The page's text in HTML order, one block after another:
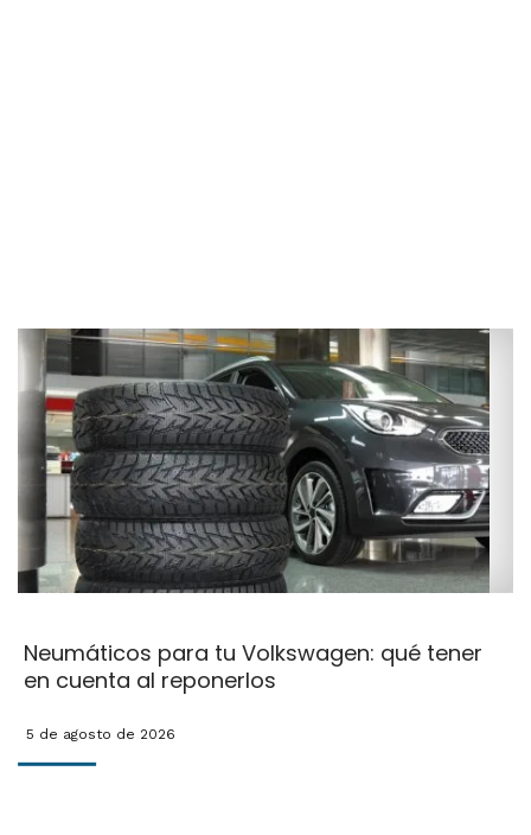
Neumáticos para tu Volkswagen: qué tener
en cuenta al reponerlos
5 de agosto de 2026